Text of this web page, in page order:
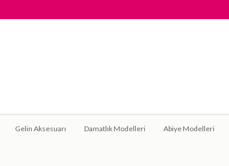
Gelin Aksesuarı Damatlık Modelleri Abiye Modelleri